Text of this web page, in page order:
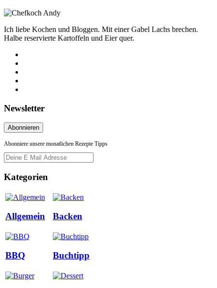
Ich liebe Kochen und Bloggen. Mit einer Gabel Lachs brechen.
Halbe reservierte Kartoffeln und Eier quer.
Newsletter
Abonniere unsere monatlichen Rezepte Tipps
Kategorien
Allgemein Backen
BBQ Buchtipp